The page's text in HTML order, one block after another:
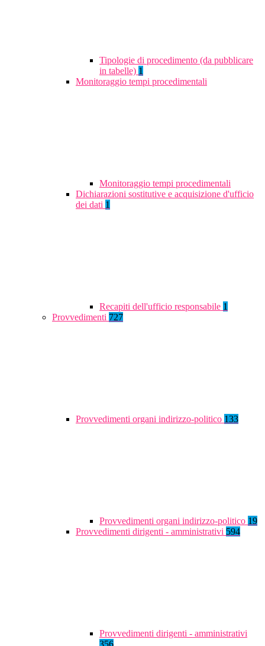
Tipologie di procedimento (da pubblicare
in tabelle) 1
Monitoraggio tempi procedimentali
Monitoraggio tempi procedimentali
Dichiarazioni sostitutive e acquisizione d'ufficio
dei dati 1
Recapiti dell'ufficio responsabile 1
Provvedimenti 727
Provvedimenti organi indirizzo-politico 133
Provvedimenti organi indirizzo-politico 19
Provvedimenti dirigenti - amministrativi 594
Provvedimenti dirigenti - amministrativi